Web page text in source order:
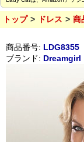
トップ ドレス 商
商品番号: LDG8355
ブランド: Dreamgirl